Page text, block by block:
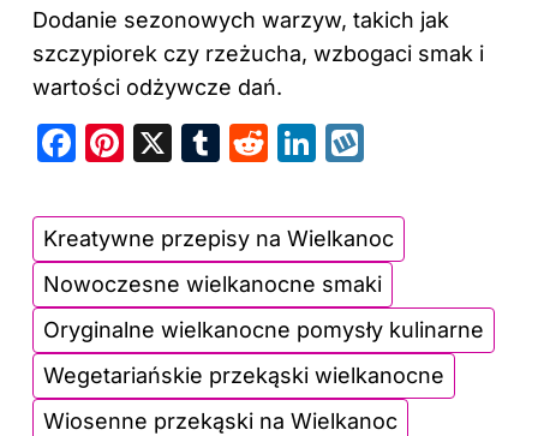
Dodanie sezonowych warzyw, takich jak
szczypiorek czy rzeżucha, wzbogaci smak i
wartości odżywcze dań.
F
c
e
b
o
o
k
Pi
er
e
st
X
T
m
bl
r
R
d
di
t
Li
k
e
dI
n
k
o
p
Kreatywne przepisy na Wielkanoc
Nowoczesne wielkanocne smaki
Oryginalne wielkanocne pomysły kulinarne
Wegetariańskie przekąski wielkanocne
Wiosenne przekąski na Wielkanoc